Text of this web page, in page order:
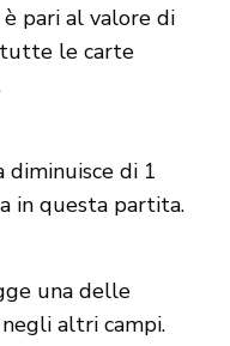
pari al valore di
tutte le carte
diminuisce di 1
in questa partita.
una delle
altri campi.